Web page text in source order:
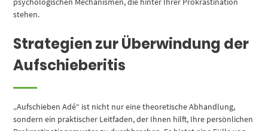
stehen.
Strategien zur Überwindung der
Aufschieberitis
„Aufschieben Adé“ ist nicht nur eine theoretische Abhandlung,
sondern ein praktischer Leitfaden, der Ihnen hilft, Ihre persönlichen